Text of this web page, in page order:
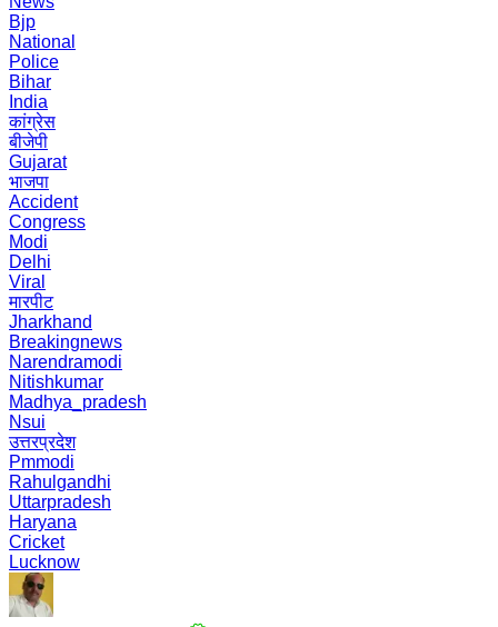
Bjp
National
Police
Bihar
India
कांग्रेस
बीजेपी
Gujarat
भाजपा
Accident
Congress
Modi
Delhi
Viral
मारपीट
Jharkhand
Breakingnews
Narendramodi
Nitishkumar
Madhya_pradesh
Nsui
उत्तरप्रदेश
Pmmodi
Rahulgandhi
Uttarpradesh
Haryana
Cricket
Lucknow